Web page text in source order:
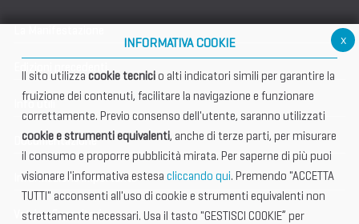
Info utili
Documentazione
Informazione importante
Vetrina Espositori
x
INFORMATIVA COOKIE
Il sito utilizza cookie tecnicio alti indicatori simili per garantire la
fruizione dei contenuti, facilitare la navigazione e funzionare
correttamente. Previo consenso dell'utente, saranno utilizzati
cookie e strumenti equivalenti, anche di terze parti, per misurare
il consumo e proporre pubblicità mirata. Per saperne di più puoi
visionare l'informativa estesa cliccando qui. Premendo "ACCETTA
TUTTI" acconsenti all'uso di cookie e strumenti equivalenti non
strettamente necessari. Usa il tasto "GESTISCI COOKIE” per